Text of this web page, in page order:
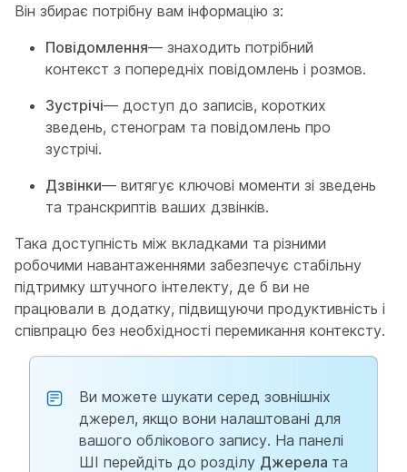
Він збирає потрібну вам інформацію з:
Повідомлення— знаходить потрібний
контекст з попередніх повідомлень і розмов.
Зустрічі— доступ до записів, коротких
зведень, стенограм та повідомлень про
зустрічі.
Дзвінки— витягує ключові моменти зі зведень
та транскриптів ваших дзвінків.
Така доступність між вкладками та різними
робочими навантаженнями забезпечує стабільну
підтримку штучного інтелекту, де б ви не
працювали в додатку, підвищуючи продуктивність і
співпрацю без необхідності перемикання контексту.
Ви можете шукати серед зовнішніх
джерел, якщо вони налаштовані для
вашого облікового запису. На панелі
ШІ перейдіть до розділу Джерела та